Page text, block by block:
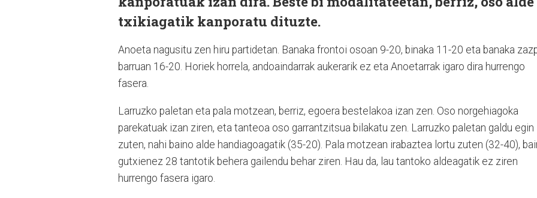
txikiagatik kanporatu dituzte.
Anoeta nagusitu zen hiru partidetan. Banaka frontoi osoan 9-20, binaka 11-20 eta banaka
barruan 16-20. Horiek horrela, andoaindarrak aukerarik ez eta Anoetarrak igaro dira hurrengo
fasera.
Larruzko paletan eta pala motzean, berriz, egoera bestelakoa izan zen. Oso norgehiagoka
parekatuak izan ziren, eta tanteoa oso garrantzitsua bilakatu zen. Larruzko paletan galdu egin
zuten, nahi baino alde handiagoagatik (35-20). Pala motzean irabaztea lortu zuten (32-40),
gutxienez 28 tantotik behera gailendu behar ziren. Hau da, lau tantoko aldeagatik ez ziren
hurrengo fasera igaro.